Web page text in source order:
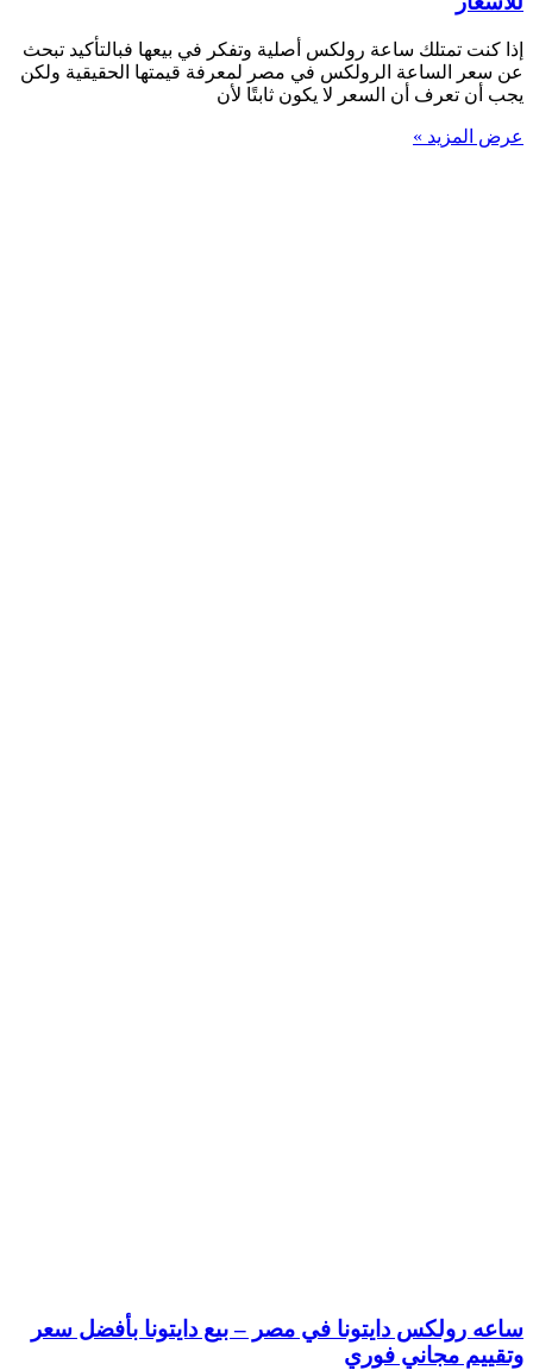
إذا كنت تمتلك ساعة رولكس أصلية وتفكر في بيعها فبالتأكيد تبحث
عن سعر الساعة الرولكس في مصر لمعرفة قيمتها الحقيقية ولكن
يجب أن تعرف أن السعر لا يكون ثابتًا لأن
عرض المزيد »
ساعه رولكس دايتونا في مصر – بيع دايتونا بأفضل سعر
وتقييم مجاني فوري